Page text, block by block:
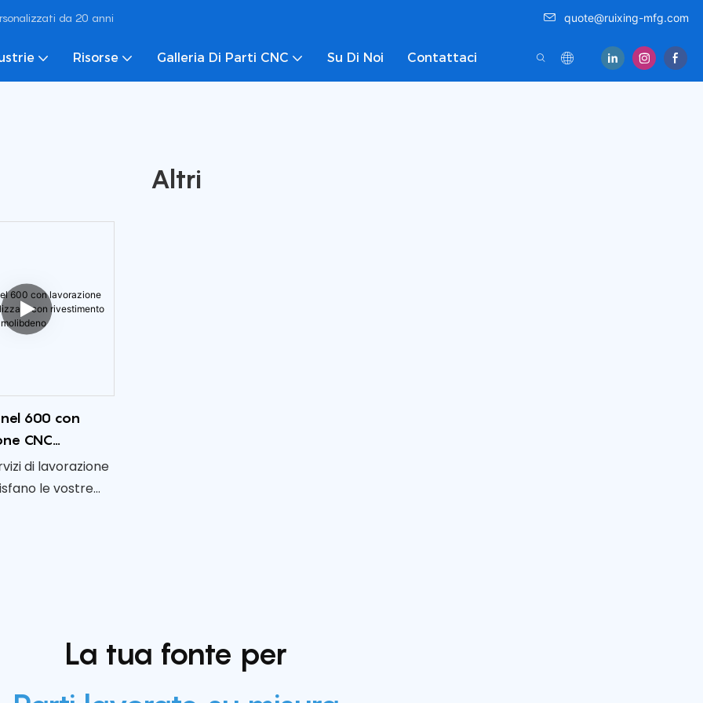
da 20 anni quote@ruixing-mfg.com
Risorse Galleria Di Parti CNC Su Di Noi Contattaci
Altri
600 con
CNC
con
in bisolfuro
di lavorazione
le vostre
La tua fonte per